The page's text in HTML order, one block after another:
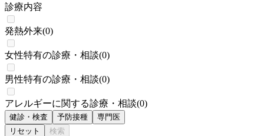
診療内容
発熱外来(0)
女性特有の診療・相談(0)
男性特有の診療・相談(0)
アレルギーに関する診療・相談(0)
健診・検査 予防接種
専門医
リセット
検索